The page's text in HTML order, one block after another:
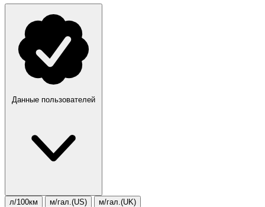
Данные пользователей
л/100км м/гал.(US) м/гал.(UK)